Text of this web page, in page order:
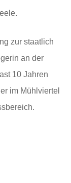
zur staatlich
an der
10 Jahren
im Mühlviertel